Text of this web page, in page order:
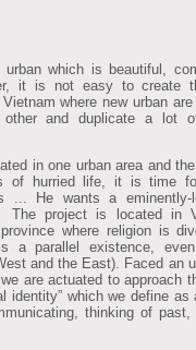
which is beautiful,
it is not easy to create
where new urban
other and duplicate a lot
in one urban area and
of hurried life, it is time
... He wants a eminently-
The project is located in
where religion is
a parallel existence,
and the East). Faced an
are actuated to approach
identity” which we define as
thinking of past,